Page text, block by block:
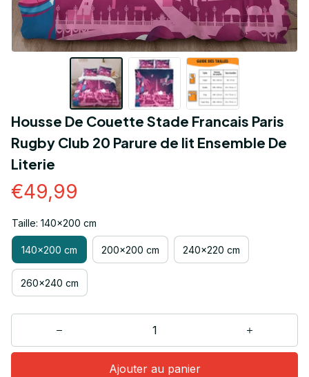
Housse De Couette Stade Francais Paris
Rugby Club 20 Parure de lit Ensemble De
Literie
€49,99
Taille: 140x200 cm
140x200 cm 200x200 cm 240x220 cm
260x240 cm
Ajouter au panier